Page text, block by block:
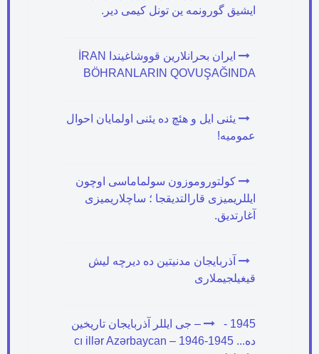
ایشیق گورونمه ین تونل کیمی دیر.
ایران بحرانلارین قووشاغیندا İRAN
BÖHRANLARIN QOVUŞAĞINDA
یئنی ایل و هئچ ده یئنی اولمایان احوال
عمومیه!
کولتوروموزون سولماماسی اوچون
ایللریمیزی قارالتدیقجا ؛ ساچلاریمیزی
آغارتدیق.
آذربایجان مدنیتین ده دیرچه لیش
قیغیلجیملاری
- 1945 – جی ایللر آذربایجان تاریخین
ده... 1945-1946 – cı illər Azərbaycan